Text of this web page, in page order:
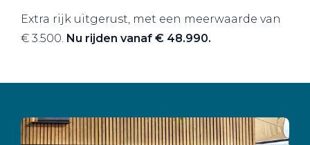
Extra rijk uitgerust, met een meerwaarde van
€ 3.500. Nu rijden vanaf € 48.990.